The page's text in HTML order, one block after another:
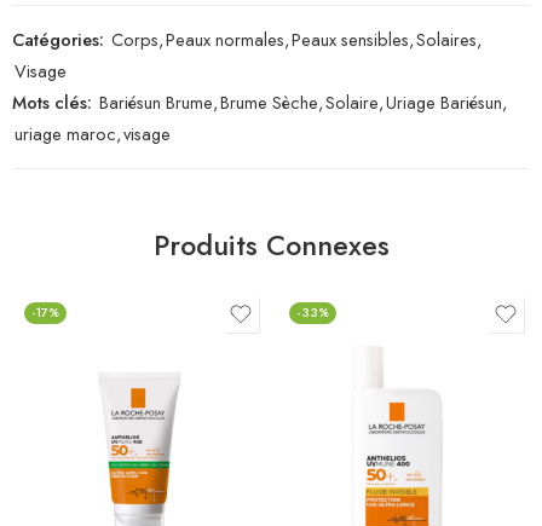
Catégories: Corps,Peaux normales,Peaux sensibles,Solaires,
Visage
Mots clés: Bariésun Brume,Brume Sèche,Solaire,Uriage Bariésun,
uriage maroc,visage
Produits Connexes
-17% -33%